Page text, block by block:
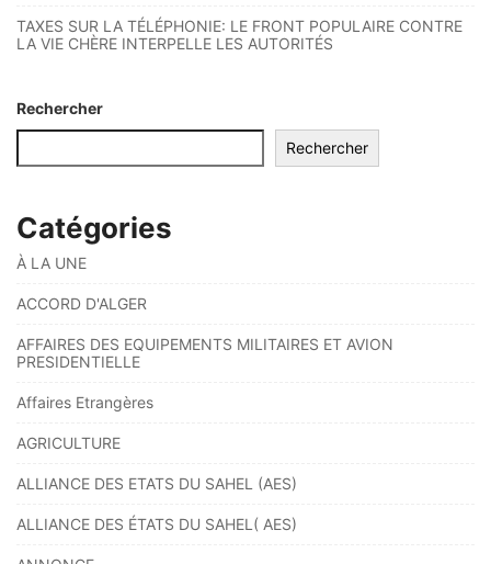
TAXES SUR LA TÉLÉPHONIE: LE FRONT POPULAIRE CONTRE
LA VIE CHÈRE INTERPELLE LES AUTORITÉS
Rechercher
Rechercher
Catégories
À LA UNE
ACCORD D'ALGER
AFFAIRES DES EQUIPEMENTS MILITAIRES ET AVION
PRESIDENTIELLE
Affaires Etrangères
AGRICULTURE
ALLIANCE DES ETATS DU SAHEL (AES)
ALLIANCE DES ÉTATS DU SAHEL( AES)